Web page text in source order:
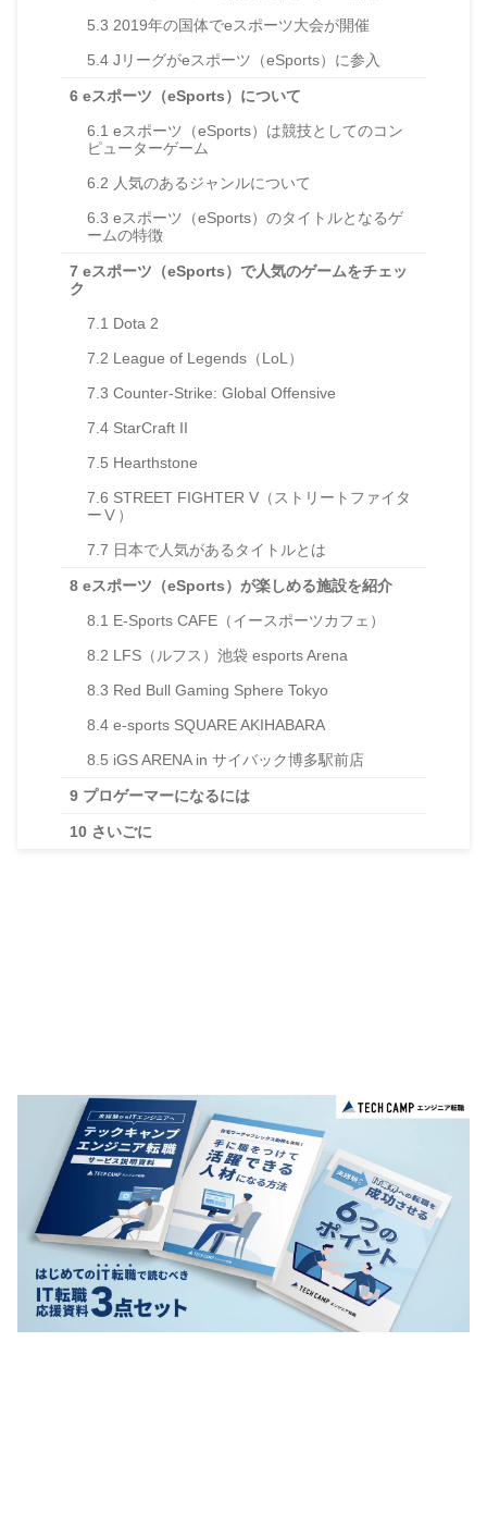
5.3 2019年の国体でeスポーツ大会が開催
5.4 Jリーグがeスポーツ（eSports）に参入
6 eスポーツ（eSports）について
6.1 eスポーツ（eSports）は競技としてのコン
ピューターゲーム
6.2 人気のあるジャンルについて
6.3 eスポーツ（eSports）のタイトルとなるゲ
ームの特徴
7 eスポーツ（eSports）で人気のゲームをチェッ
ク
7.1 Dota 2
7.2 League of Legends（LoL）
7.3 Counter-Strike: Global Offensive
7.4 StarCraft II
7.5 Hearthstone
7.6 STREET FIGHTER V（ストリートファイタ
ーⅤ）
7.7 日本で人気があるタイトルとは
8 eスポーツ（eSports）が楽しめる施設を紹介
8.1 E-Sports CAFE（イースポーツカフェ）
8.2 LFS（ルフス）池袋 esports Arena
8.3 Red Bull Gaming Sphere Tokyo
8.4 e-sports SQUARE AKIHABARA
8.5 iGS ARENA in サイバック博多駅前店
9 プロゲーマーになるには
10 さいごに